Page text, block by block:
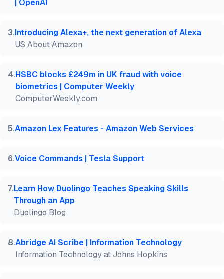
| OpenAI
3.Introducing Alexa+, the next generation of Alexa
US About Amazon
4.HSBC blocks £249m in UK fraud with voice
biometrics | Computer Weekly
ComputerWeekly.com
5.Amazon Lex Features - Amazon Web Services
6.Voice Commands | Tesla Support
7.Learn How Duolingo Teaches Speaking Skills
Through an App
Duolingo Blog
8.Abridge AI Scribe | Information Technology
Information Technology at Johns Hopkins